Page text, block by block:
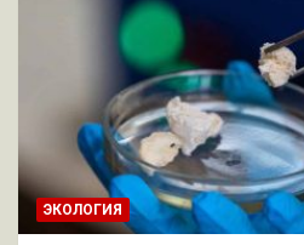
ЭКОЛОГИЯ